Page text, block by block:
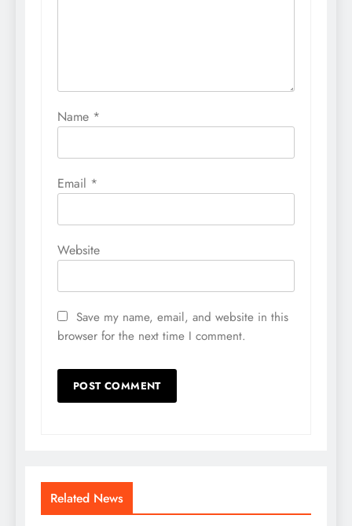
Name *
Email *
Website
Save my name, email, and website in this
browser for the next time I comment.
Related News